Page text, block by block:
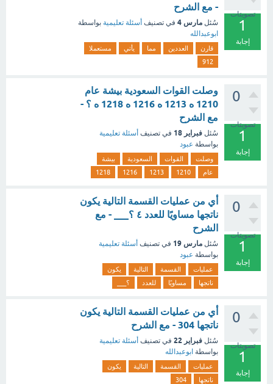
تصويتات
1
إجابة
- مع الشرح
سُئل مارس 4 في تصنيف أسئلة تعليمية بواسطة
ابوعبدالله
قارن العددين مما يأتي
مستعملا
912
0
تصويتات
1
إجابة
وصلت القوات السعودية بيشة عام
1210 ه 1213 ه 1216 ه 1218 ه ؟ -
مع الشرح
سُئل فبراير 18 في تصنيف أسئلة تعليمية
بواسطة عبود
وصلت القوات السعودية
بيشة
عام
1210
1213
1216
1218
0
تصويتات
1
إجابة
أي من عمليات القسمة التالية يكون
ناتجها مساويًا للعدد ٤ ؟___ - مع
الشرح
سُئل مارس 19 في تصنيف أسئلة تعليمية
بواسطة عبود
عمليات القسمة التالية
يكون
ناتجها
مساويًا للعدد ؟___
0
تصويتات
1
إجابة
أي من عمليات القسمة التالية يكون
ناتجها 304 - مع الشرح
سُئل فبراير 22 في تصنيف أسئلة تعليمية
بواسطة ابوعبدالله
عمليات القسمة التالية
يكون
ناتجها
304